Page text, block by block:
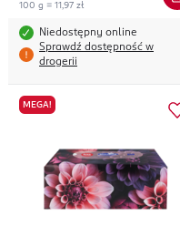
100 g = 11,97 zł
Niedostępny online
Sprawdź dostępność w
drogerii
MEGA!